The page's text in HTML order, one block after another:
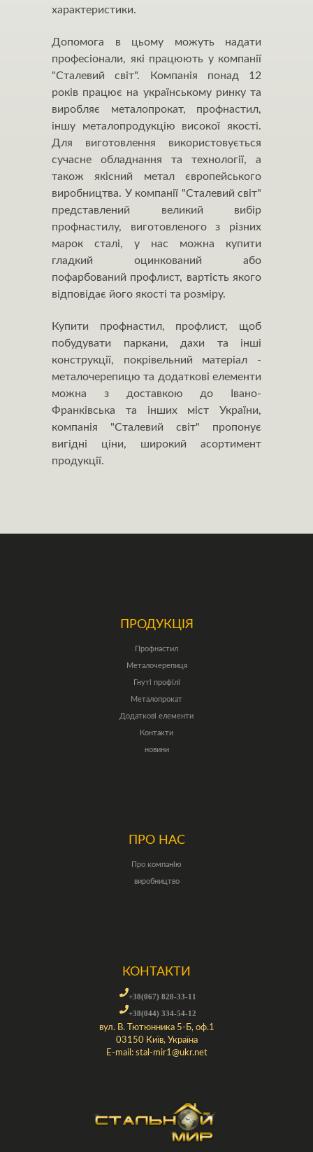
характеристики.
Допомога в цьому можуть надати
професіонали, які працюють у компанії
"Сталевий світ". Компанія понад 12
років працює на українському ринку та
виробляє металопрокат, профнастил,
іншу металопродукцію високої якості.
Для виготовлення використовується
сучасне обладнання та технології, а
також якісний метал європейського
виробництва. У компанії "Сталевий світ"
представлений великий вибір
профнастилу, виготовленого з різних
марок сталі, у нас можна купити
гладкий оцинкований або
пофарбований профлист, вартість якого
відповідає його якості та розміру.
Купити профнастил, профлист, щоб
побудувати паркани, дахи та інші
конструкції, покрівельний матеріал -
металочерепицю та додаткові елементи
можна з доставкою до Івано-
Франківська та інших міст України,
компанія "Сталевий світ" пропонує
вигідні ціни, широкий асортимент
продукції.
ПРОДУКЦІЯ
Профнастил
Металочерепиця
Гнуті профілі
Металопрокат
Додаткові елементи
Контакти
новини
ПРО НАС
Про компанію
виробництво
КОНТАКТИ
+38(067) 828-33-11
+38(044) 334-54-12
вул. В. Тютюнника 5-Б, оф.1
03150 Київ, Україна
E-mail: stal-mir1@ukr.net